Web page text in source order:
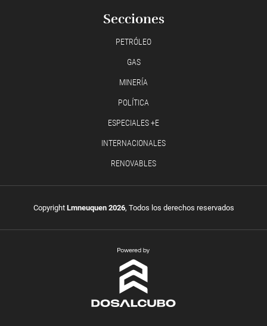
Secciones
PETRÓLEO
GAS
MINERÍA
POLÍTICA
ESPECIALES +E
INTERNACIONALES
RENOVABLES
Copyright Lmneuquen 2026, Todos los derechos reservados